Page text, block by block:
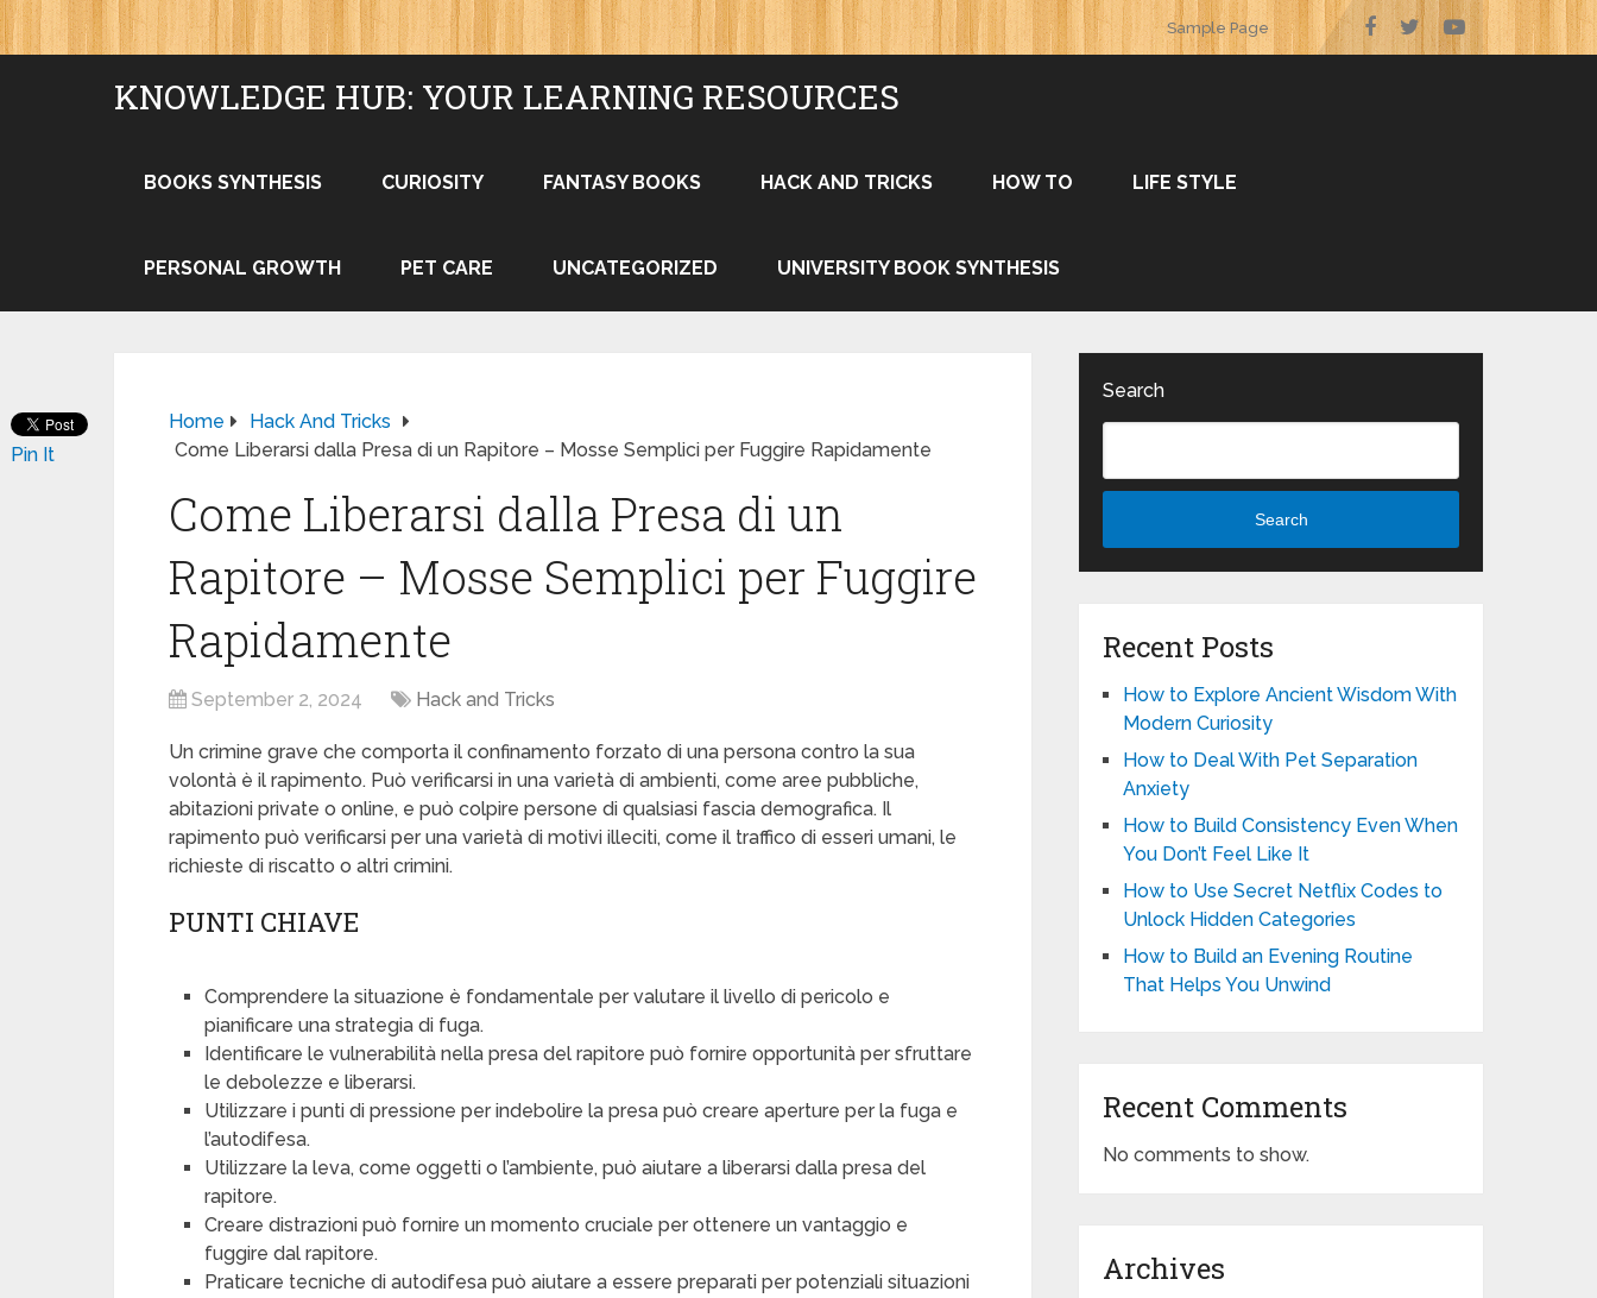
Sample Page
KNOWLEDGE HUB: YOUR LEARNING RESOURCES
BOOKS SYNTHESIS CURIOSITY FANTASY BOOKS HACK AND TRICKS HOW TO LIFE STYLE
PERSONAL GROWTH PET CARE UNCATEGORIZED UNIVERSITY BOOK SYNTHESIS
Home
Hack And Tricks
Come Liberarsi dalla Presa di un Rapitore – Mosse Semplici per Fuggire Rapidamente
Come Liberarsi dalla Presa di un
Rapitore – Mosse Semplici per Fuggire
Rapidamente
September 2, 2024 Hack and Tricks
Un crimine grave che comporta il confinamento forzato di una persona contro la sua
volontà è il rapimento. Può verificarsi in una varietà di ambienti, come aree pubbliche,
abitazioni private o online, e può colpire persone di qualsiasi fascia demografica. Il
rapimento può verificarsi per una varietà di motivi illeciti, come il traffico di esseri umani, le
richieste di riscatto o altri crimini.
PUNTI CHIAVE
Comprendere la situazione è fondamentale per valutare il livello di pericolo e
pianificare una strategia di fuga.
Identificare le vulnerabilità nella presa del rapitore può fornire opportunità per sfruttare
le debolezze e liberarsi.
Utilizzare i punti di pressione per indebolire la presa può creare aperture per la fuga e
l’autodifesa.
Utilizzare la leva, come oggetti o l’ambiente, può aiutare a liberarsi dalla presa del
rapitore.
Creare distrazioni può fornire un momento cruciale per ottenere un vantaggio e
fuggire dal rapitore.
Praticare tecniche di autodifesa può aiutare a essere preparati per potenziali situazioni
Pin It
Search
Search
Recent Posts
How to Explore Ancient Wisdom With
Modern Curiosity
How to Deal With Pet Separation
Anxiety
How to Build Consistency Even When
You Don’t Feel Like It
How to Use Secret Netflix Codes to
Unlock Hidden Categories
How to Build an Evening Routine
That Helps You Unwind
Recent Comments
No comments to show.
Archives